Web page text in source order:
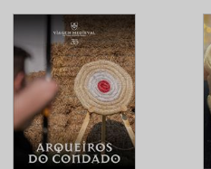
MUSEU CONVENTO
DOS LÓIOS
MAIS INFO
COMPRAR